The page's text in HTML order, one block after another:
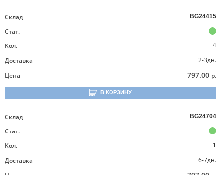
Склад BG24415
Стат.
Кол.
4
Доставка
2-3дн.
Цена
797.00 р.
В КОРЗИНУ
Склад BG24704
Стат.
Кол.
1
Доставка
6-7дн.